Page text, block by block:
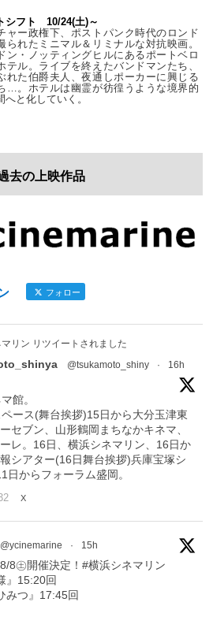
シフト 10/24(土)～
ャー政権下、ポストパンク時代のロンド
られたミニマル＆リミナルな対抗映画。
ン・ノッティングヒルにあるポートベロ
テル。ライブを終えたバンドマンたち、
れた伯爵夫人、夜通しポーカーに興じる
…。ホテルは幽霊が彷徨うような境界的
へと化していく。
去の上映作品
フォロー
リン リツイートされました
@tsukamoto_shiny · 16h
館。
ース(舞台挨拶)15日から大分玉津東
セブン、山形鶴岡まちなかキネマ、
レ。16日、横浜シネマリン、16日か
シアター(16日舞台挨拶)兵庫宝塚シ
日からフォーラム盛岡。
X
@ycinemarine · 15h
8/8㊏開催決定！#横浜シネマリン
』15:20回
みつ』17:45回